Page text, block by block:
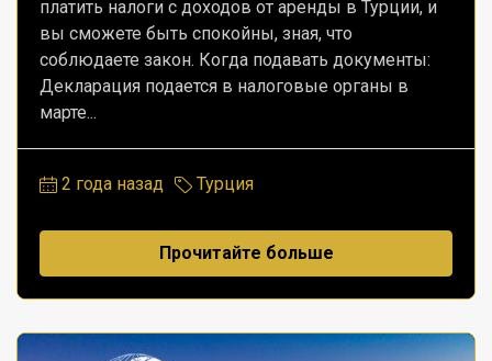
платить налоги с доходов от аренды в Турции, и
вы сможете быть спокойны, зная, что
соблюдаете закон. Когда подавать документы:
Декларация подается в налоговые органы в
марте...
2 года назад Турция
Прочитайте больше